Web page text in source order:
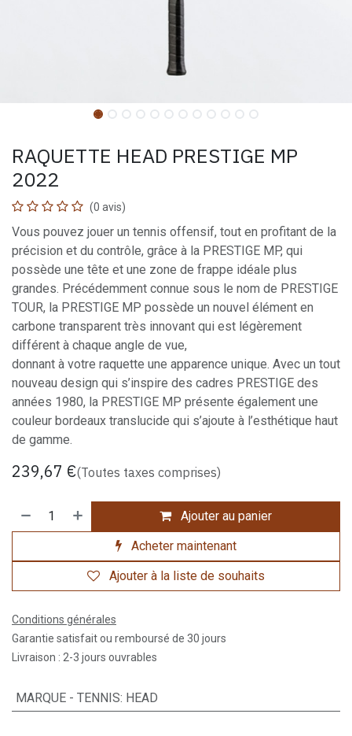
RAQUETTE HEAD PRESTIGE MP
2022
(0 avis)
Vous pouvez jouer un tennis offensif, tout en profitant de la
précision et du contrôle, grâce à la PRESTIGE MP, qui
possède une tête et une zone de frappe idéale plus
grandes. Précédemment connue sous le nom de PRESTIGE
TOUR, la PRESTIGE MP possède un nouvel élément en
carbone transparent très innovant qui est légèrement
différent à chaque angle de vue,
donnant à votre raquette une apparence unique. Avec un tout
nouveau design qui s’inspire des cadres PRESTIGE des
années 1980, la PRESTIGE MP présente également une
couleur bordeaux translucide qui s’ajoute à l’esthétique haut
de gamme.
239,67 €(Toutes taxes comprises)
Ajouter au panier
Acheter maintenant
Ajouter à la liste de souhaits
Conditions générales
Garantie satisfait ou remboursé de 30 jours
Livraison : 2-3 jours ouvrables
MARQUE - TENNIS: HEAD